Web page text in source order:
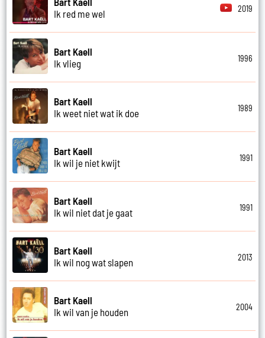
Ik red me wel
2019
Bart Kaell
Ik vlieg
1996
Bart Kaell
Ik weet niet wat ik doe
1989
Bart Kaell
Ik wil je niet kwijt
1991
Bart Kaell
Ik wil niet dat je gaat
1991
Bart Kaell
Ik wil nog wat slapen
2013
Bart Kaell
Ik wil van je houden
2004